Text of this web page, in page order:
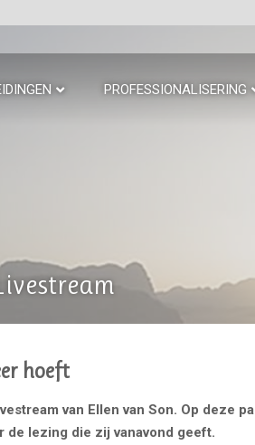
PROFESSIONALISERING
hoeft
van Ellen van Son. Op deze
lezing die zij vanavond geeft.